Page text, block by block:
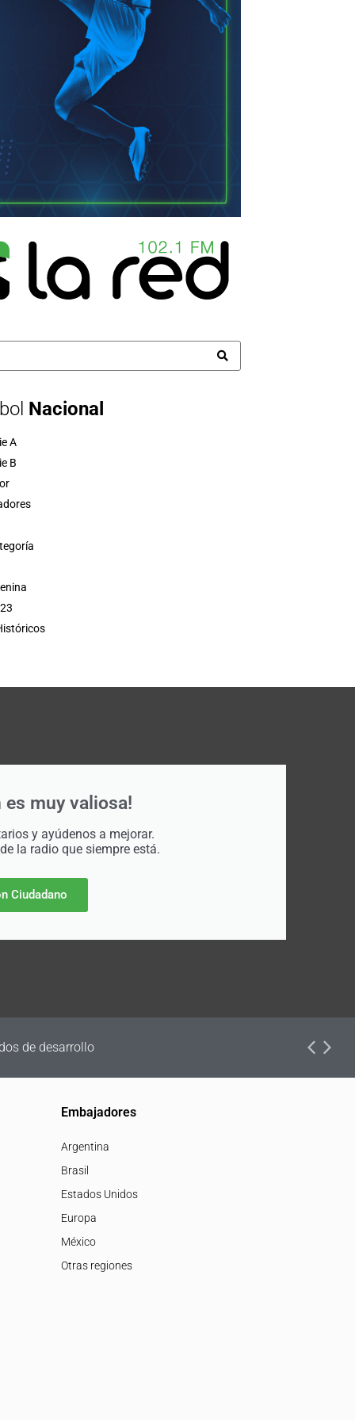
Nacional
A
B
es muy valiosa!
y ayúdenos a mejorar.
la radio que siempre está.
Ciudadano
de desarrollo
Embajadores
Argentina
Brasil
Estados Unidos
Europa
México
Otras regiones